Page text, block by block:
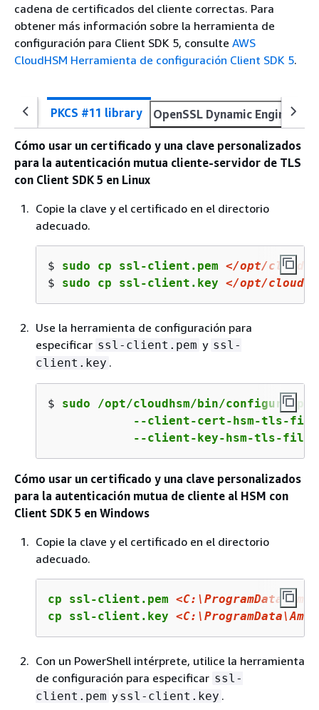
cadena de certificados del cliente correctas. Para
obtener más información sobre la herramienta de
configuración para Client SDK 5, consulte AWS
CloudHSM Herramienta de configuración Client SDK 5.
PKCS #11 library OpenSSL Dynamic Engine
Cómo usar un certificado y una clave personalizados
para la autenticación mutua cliente-servidor de TLS
con Client SDK 5 en Linux
Copie la clave y el certificado en el directorio
adecuado.
$ sudo cp ssl-client.pem </opt/
$ sudo cp ssl-client.key </opt/
Use la herramienta de configuración para
especificar ssl-client.pem y ssl-
client.key .
$ sudo /opt/cloudhsm/bin/configure-
--client-cert-hsm-tls-
            --client-key-hsm-tls-file
Cómo usar un certificado y una clave personalizados
para la autenticación mutua de cliente al HSM con
Client SDK 5 en Windows
Copie la clave y el certificado en el directorio
adecuado.
cp ssl-client.pem
cp ssl-client.key
Con un PowerShell intérprete, utilice la herramienta
de configuración para especificar ssl-
client.pem y ssl-client.key .